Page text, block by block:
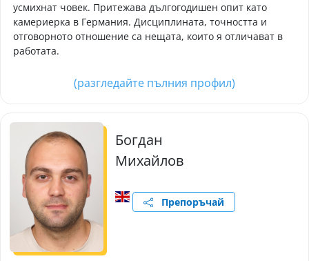
усмихнат човек. Притежава дългогодишен опит като
камериерка в Германия. Дисциплината, точността и
отговорното отношение са нещата, които я отличават в
работата.
(разгледайте пълния профил)
Богдан
Михайлов
Препоръчай